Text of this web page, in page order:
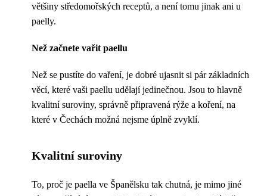
většiny středomořských receptů, a není tomu jinak ani u
paelly.
Než začnete vařit paellu
Než se pustíte do vaření, je dobré ujasnit si pár základních
věcí, které vaši paellu udělají jedinečnou. Jsou to hlavně
kvalitní suroviny, správně připravená rýže a koření, na
které v Čechách možná nejsme úplně zvyklí.
Kvalitní suroviny
To, proč je paella ve Španělsku tak chutná, je mimo jiné